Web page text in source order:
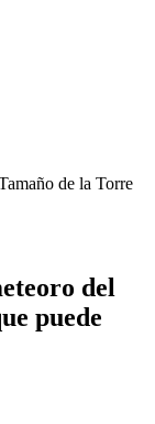
de la Torre
del
puede